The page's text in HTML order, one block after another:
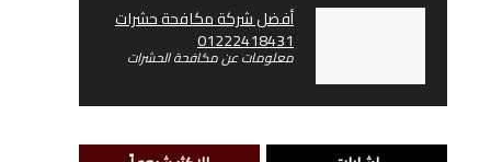
أفضل شركة مكافحة حشرات
01222418431
معلومات عن مكافحة الحشرات